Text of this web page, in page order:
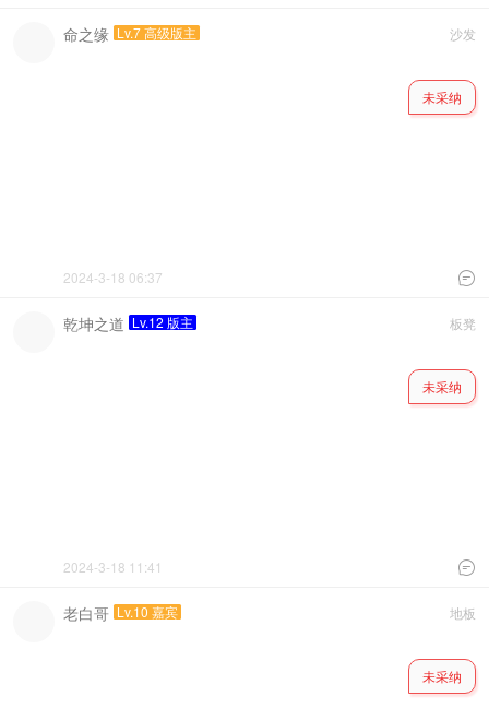
沙发
命之缘 Lv.7 高级版主
未采纳

2024-3-18 06:37
板凳
乾坤之道 Lv.12 版主
未采纳

2024-3-18 11:41
地板
老白哥 Lv.10 嘉宾
未采纳